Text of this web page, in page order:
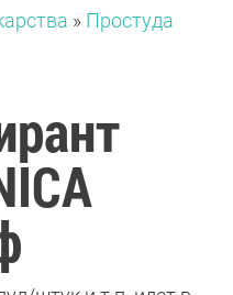
» Простуда